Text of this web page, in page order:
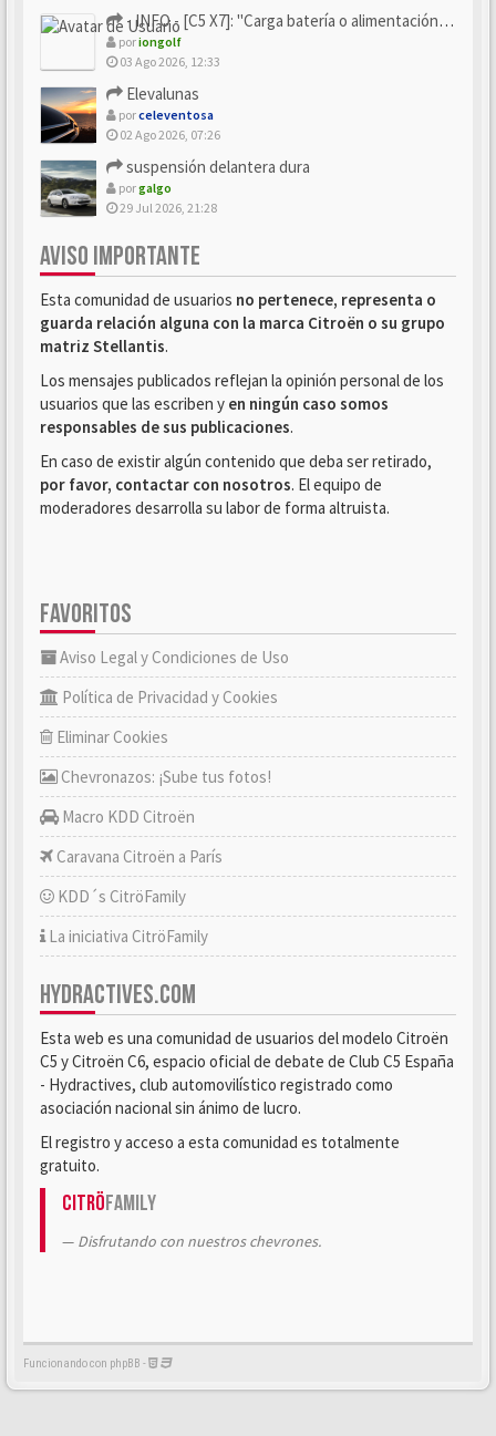
- INFO - [C5 X7]: "Carga batería o alimentación eléctri...
poriongolf
03 Ago 2026, 12:33
Elevalunas
porceleventosa
02 Ago 2026, 07:26
suspensión delantera dura
porgalgo
29 Jul 2026, 21:28
AVISO IMPORTANTE
Esta comunidad de usuarios no pertenece, representa o
guarda relación alguna con la marca Citroën o su grupo
matriz Stellantis.
Los mensajes publicados reflejan la opinión personal de los
usuarios que las escriben y en ningún caso somos
responsables de sus publicaciones.
En caso de existir algún contenido que deba ser retirado,
por favor, contactar con nosotros. El equipo de
moderadores desarrolla su labor de forma altruista.
FAVORITOS
Aviso Legal y Condiciones de Uso
Política de Privacidad y Cookies
Eliminar Cookies
Chevronazos: ¡Sube tus fotos!
Macro KDD Citroën
Caravana Citroën a París
KDD´s CitröFamily
La iniciativa CitröFamily
HYDRACTIVES.COM
Esta web es una comunidad de usuarios del modelo Citroën
C5 y Citroën C6, espacio oficial de debate de Club C5 España
- Hydractives, club automovilístico registrado como
asociación nacional sin ánimo de lucro.
El registro y acceso a esta comunidad es totalmente
gratuito.
CitröFamily
Disfrutando con nuestros chevrones.
Funcionando con phpBB -